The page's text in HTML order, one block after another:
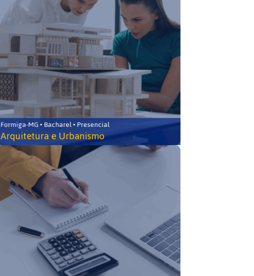
Formiga-MG • Bacharel • Presencial
Arquitetura e Urbanismo